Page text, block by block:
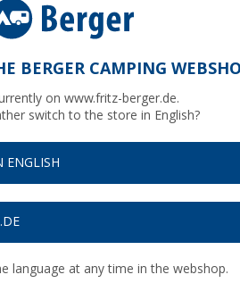
Truma Raumtemperaturfühle
Bis
BERGER CAMPING
on www.fritz-berger.de.
switch to the store in English?
ENGLISH
language at any time in the webshop.